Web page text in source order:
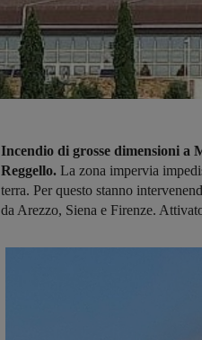
Incendio di grosse dimensioni a
Reggello. La zona impervia
terra. Per questo stanno
da Arezzo, Siena e Firenze.